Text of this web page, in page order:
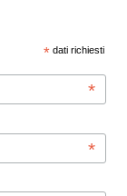
* dati richiesti
*
*